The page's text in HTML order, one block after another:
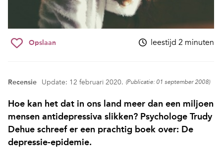
Opslaan leestijd 2 minuten
Recensie Update: 12 februari 2020. (Publicatie: 01 september 2008)
Hoe kan het dat in ons land meer dan een miljoen
mensen antidepressiva slikken? Psychologe Trudy
Dehue schreef er een prachtig boek over: De
depressie-epidemie.